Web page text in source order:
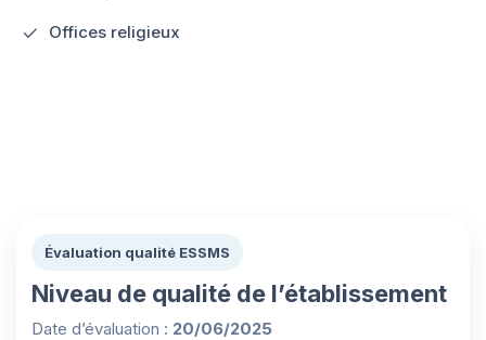
Offices religieux
Évaluation qualité ESSMS
Niveau de qualité de l’établissement
Date d’évaluation : 20/06/2025